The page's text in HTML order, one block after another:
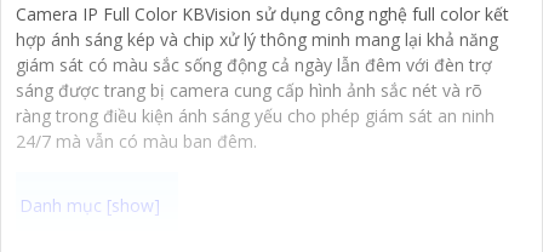
Camera IP Full Color KBVision sử dụng công nghệ full color kết
hợp ánh sáng kép và chip xử lý thông minh mang lại khả năng
giám sát có màu sắc sống động cả ngày lẫn đêm với đèn trợ
sáng được trang bị camera cung cấp hình ảnh sắc nét và rõ
ràng trong điều kiện ánh sáng yếu cho phép giám sát an ninh
24/7 mà vẫn có màu ban đêm.